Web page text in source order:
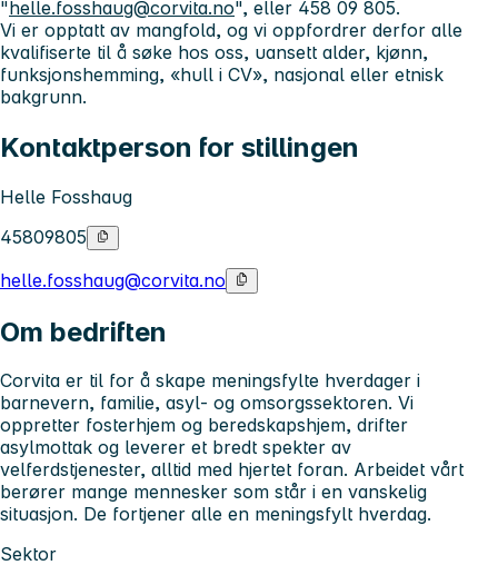
"helle.fosshaug@corvita.no", eller 458 09 805.
Vi er opptatt av mangfold, og vi oppfordrer derfor alle
kvalifiserte til å søke hos oss, uansett alder, kjønn,
funksjonshemming, «hull i CV», nasjonal eller etnisk
bakgrunn.
Kontaktperson for stillingen
Helle Fosshaug
45809805
helle.fosshaug@corvita.no
Om bedriften
Corvita er til for å skape meningsfylte hverdager i
barnevern, familie, asyl- og omsorgssektoren. Vi
oppretter fosterhjem og beredskapshjem, drifter
asylmottak og leverer et bredt spekter av
velferdstjenester, alltid med hjertet foran. Arbeidet vårt
berører mange mennesker som står i en vanskelig
situasjon. De fortjener alle en meningsfylt hverdag.
Sektor